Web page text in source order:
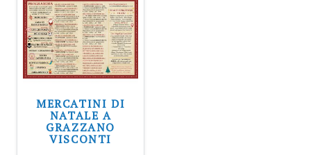
MERCATINI DI
NATALE A
GRAZZANO
VISCONTI